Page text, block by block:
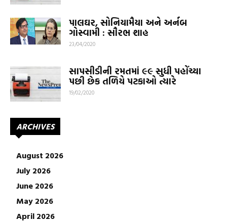
પાલઘર, સોનિયામૈયા અને અર્નબ
ગોસ્વામી : સૌરભ શાહ
23/04/2020
સાપસીડીની રમતમાં ૯૯ સુધી પહોંચ્યા
પછી છેક તળિયે પટકાઓ ત્યારે
19/02/2020
ARCHIVES
August 2026
July 2026
June 2026
May 2026
April 2026